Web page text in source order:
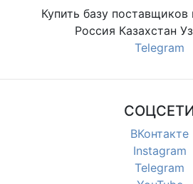
Купить базу поставщиков
Россия Казахстан
Telegram
ВКонтакте
Instagram
Telegram